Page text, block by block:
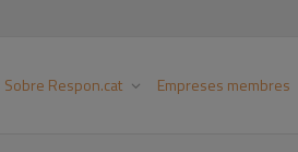
Sobre Respon.cat Empreses membres